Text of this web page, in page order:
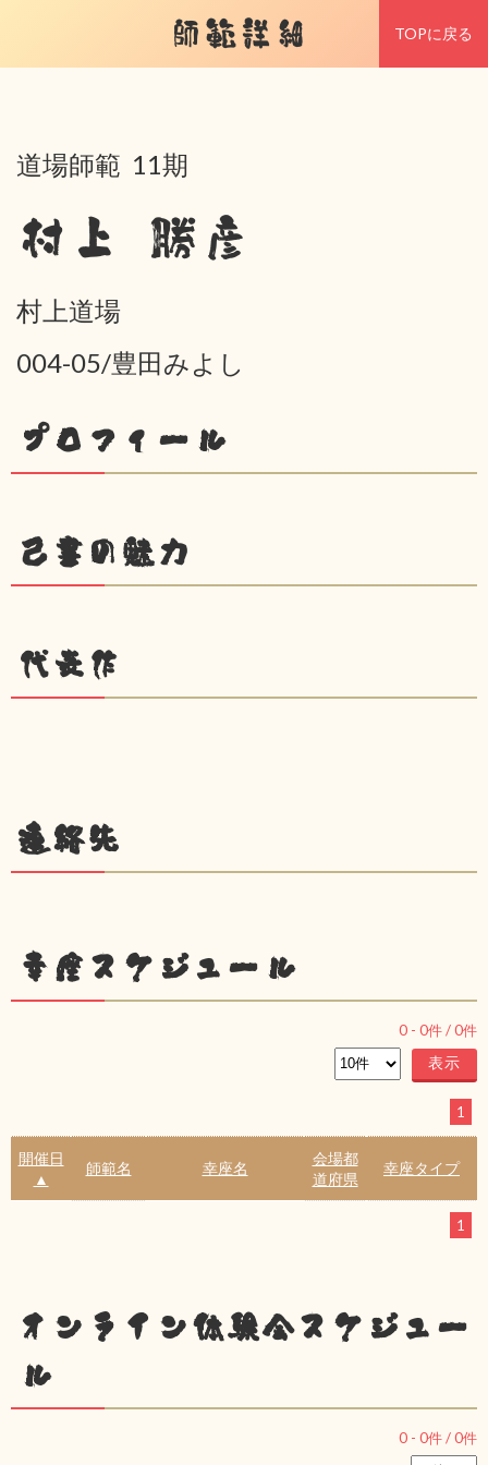
師範詳細 TOPに戻る
道場師範 11期
村上 勝彦
村上道場
004-05/豊田みよし
プロフィール
己書の魅力
代表作
連絡先
幸座スケジュール
0 - 0件 /0件
1
開催日
▲
師範名 幸座名
会場都
道府県
幸座タイプ
1
オンライン体験会スケジュー
ル
0 - 0件 /0件